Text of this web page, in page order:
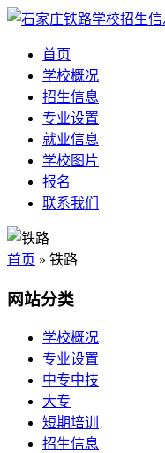
首页
学校概况
招生信息
专业设置
就业信息
学校图片
报名
联系我们
首页 » 铁路
网站分类
学校概况
专业设置
中专中技
大专
短期培训
招生信息